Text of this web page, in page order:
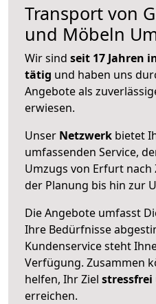
Transport von
und Möbeln
Wir sind seit 17 Jahren
tätig und haben uns
Angebote als
erwiesen.
Unser Netzwerk bietet
umfassenden Service,
Umzugs von Erfurt
der Planung bis hin zur
Die Angebote umfasst
Ihre Bedürfnisse
Kundenservice steht
Verfügung. Zusammen
helfen, Ihr Ziel
erreichen.